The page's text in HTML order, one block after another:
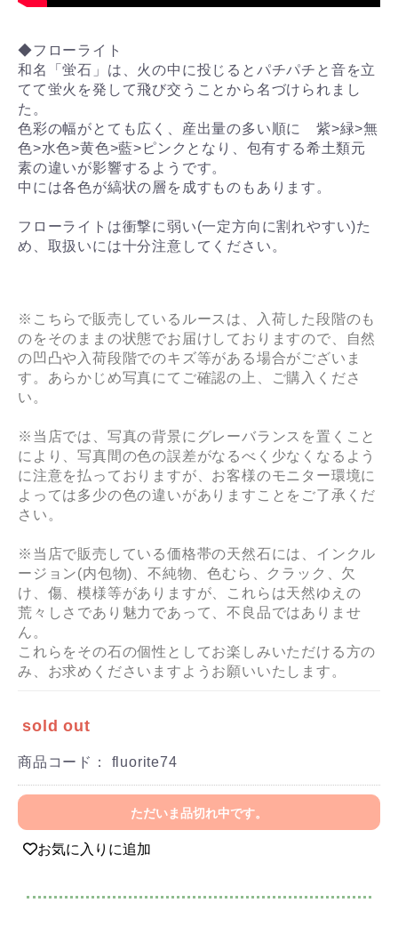
◆フローライト
和名「蛍石」は、火の中に投じるとパチパチと音を立
てて蛍火を発して飛び交うことから名づけられまし
た。
色彩の幅がとても広く、産出量の多い順に 紫>緑>無
色>水色>黄色>藍>ピンクとなり、包有する希土類元
素の違いが影響するようです。
中には各色が縞状の層を成すものもあります。
フローライトは衝撃に弱い(一定方向に割れやすい)た
め、取扱いには十分注意してください。
※こちらで販売しているルースは、入荷した段階のも
のをそのままの状態でお届けしておりますので、自然
の凹凸や入荷段階でのキズ等がある場合がございま
す。あらかじめ写真にてご確認の上、ご購入くださ
い。
※当店では、写真の背景にグレーバランスを置くこと
により、写真間の色の誤差がなるべく少なくなるよう
に注意を払っておりますが、お客様のモニター環境に
よっては多少の色の違いがありますことをご了承くだ
さい。
※当店で販売している価格帯の天然石には、インクル
ージョン(内包物)、不純物、色むら、クラック、欠
け、傷、模様等がありますが、これらは天然ゆえの
荒々しさであり魅力であって、不良品ではありませ
ん。
これらをその石の個性としてお楽しみいただける方の
み、お求めくださいますようお願いいたします。
sold out
商品コード： fluorite74
ただいま品切れ中です。
お気に入りに追加